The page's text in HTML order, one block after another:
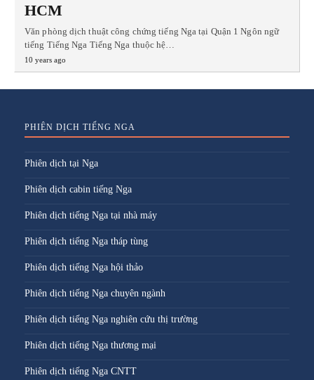
HCM
Văn phòng dịch thuật công chứng tiếng Nga tại Quận 1 Ngôn ngữ
tiếng Tiếng Nga Tiếng Nga thuộc hệ…
10 years ago
PHIÊN DỊCH TIẾNG NGA
Phiên dịch tại Nga
Phiên dịch cabin tiếng Nga
Phiên dịch tiếng Nga tại nhà máy
Phiên dịch tiếng Nga tháp tùng
Phiên dịch tiếng Nga hội thảo
Phiên dịch tiếng Nga chuyên ngành
Phiên dịch tiếng Nga nghiên cứu thị trường
Phiên dịch tiếng Nga thương mại
Phiên dịch tiếng Nga CNTT